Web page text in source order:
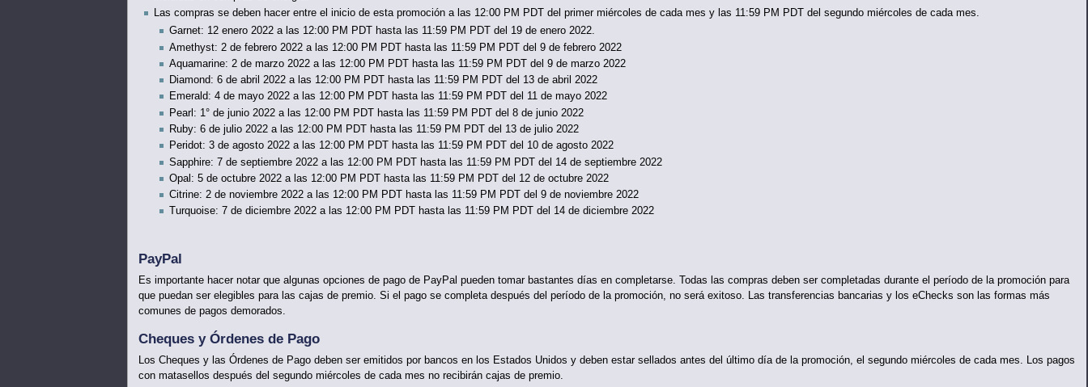
Las compras se deben hacer entre el inicio de esta promoción a las 12:00 PM PDT del primer miércoles de cada mes y las 11:59 PM PDT del segundo miércoles de cada mes.
Garnet: 12 enero 2022 a las 12:00 PM PDT hasta las 11:59 PM PDT del 19 de enero 2022.
Amethyst: 2 de febrero 2022 a las 12:00 PM PDT hasta las 11:59 PM PDT del 9 de febrero 2022
Aquamarine: 2 de marzo 2022 a las 12:00 PM PDT hasta las 11:59 PM PDT del 9 de marzo 2022
Diamond: 6 de abril 2022 a las 12:00 PM PDT hasta las 11:59 PM PDT del 13 de abril 2022
Emerald: 4 de mayo 2022 a las 12:00 PM PDT hasta las 11:59 PM PDT del 11 de mayo 2022
Pearl: 1° de junio 2022 a las 12:00 PM PDT hasta las 11:59 PM PDT del 8 de junio 2022
Ruby: 6 de julio 2022 a las 12:00 PM PDT hasta las 11:59 PM PDT del 13 de julio 2022
Peridot: 3 de agosto 2022 a las 12:00 PM PDT hasta las 11:59 PM PDT del 10 de agosto 2022
Sapphire: 7 de septiembre 2022 a las 12:00 PM PDT hasta las 11:59 PM PDT del 14 de septiembre 2022
Opal: 5 de octubre 2022 a las 12:00 PM PDT hasta las 11:59 PM PDT del 12 de octubre 2022
Citrine: 2 de noviembre 2022 a las 12:00 PM PDT hasta las 11:59 PM PDT del 9 de noviembre 2022
Turquoise: 7 de diciembre 2022 a las 12:00 PM PDT hasta las 11:59 PM PDT del 14 de diciembre 2022
PayPal
Es importante hacer notar que algunas opciones de pago de PayPal pueden tomar bastantes días en completarse. Todas las compras deben ser completadas durante el período de la promoción para
que puedan ser elegibles para las cajas de premio. Si el pago se completa después del período de la promoción, no será exitoso. Las transferencias bancarias y los eChecks son las formas más
comunes de pagos demorados.
Cheques y Órdenes de Pago
Los Cheques y las Órdenes de Pago deben ser emitidos por bancos en los Estados Unidos y deben estar sellados antes del último día de la promoción, el segundo miércoles de cada mes. Los pagos
con matasellos después del segundo miércoles de cada mes no recibirán cajas de premio.